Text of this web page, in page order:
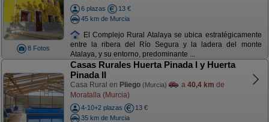
8 Fotos
6 plazas
13 €
45 km de Murcia
El Complejo Rural Atalaya se ubica estratégicamente
entre la ribera del Río Segura y la ladera del monte
Atalaya, y su entorno, predominante ...
Casas Rurales Huerta Pinada I y Huerta
Pinada II
Casa Rural en Pliego (Murcia) a 40,4 km de
Moratalla (Murcia)
4-10+2 plazas
13 €
35 km de Murcia